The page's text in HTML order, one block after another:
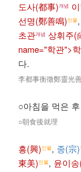
도사(都事)개념
선명(鄭善鳴)인물,
초관개념 상휘주(
name="학관">
다.
李都事衡徵鄭靈光
○아침을 먹은
○朝食後就理
흥(興)인물, 종(宗)
東美)인물, 윤이